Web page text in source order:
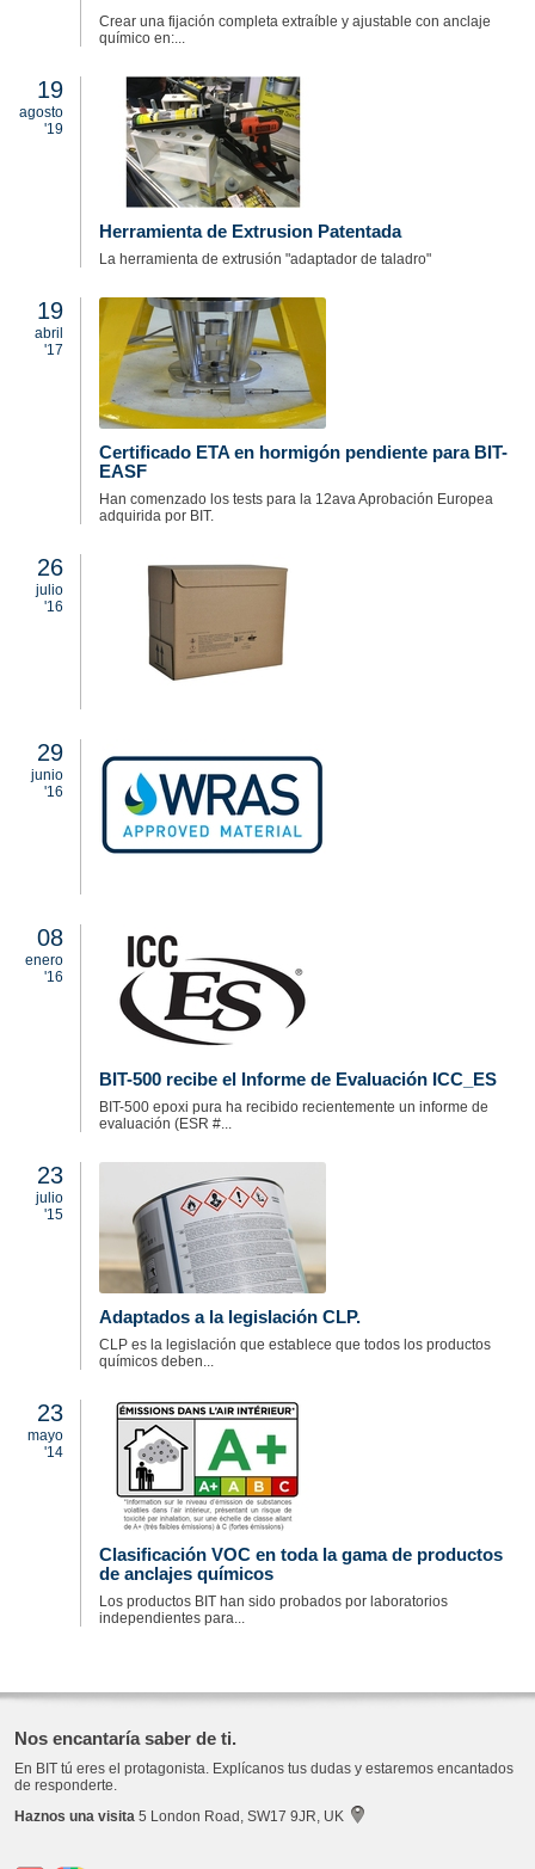
Crear una fijación completa extraíble y ajustable con anclaje
químico en:...
19
agosto
'19
Herramienta de Extrusion Patentada
La herramienta de extrusión "adaptador de taladro"
19
abril
'17
Certificado ETA en hormigón pendiente para BIT-
EASF
Han comenzado los tests para la 12ava Aprobación Europea
adquirida por BIT.
26
julio
'16
29
junio
'16
08
enero
'16
BIT-500 recibe el Informe de Evaluación ICC_ES
BIT-500 epoxi pura ha recibido recientemente un informe de
evaluación (ESR #...
23
julio
'15
Adaptados a la legislación CLP.
CLP es la legislación que establece que todos los productos
químicos deben...
23
mayo
'14
Clasificación VOC en toda la gama de productos
de anclajes químicos
Los productos BIT han sido probados por laboratorios
independientes para...
Nos encantaría saber de ti.
En BIT tú eres el protagonista. Explícanos tus dudas y estaremos encantados
de responderte.
Haznos una visita 5 London Road, SW17 9JR, UK